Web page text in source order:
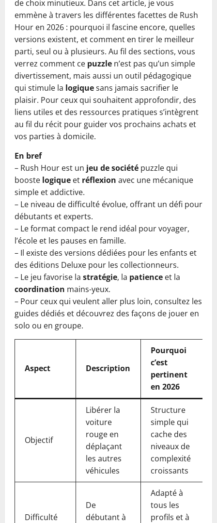
de choix minutieux. Dans cet article, je vous
emmène à travers les différentes facettes de Rush
Hour en 2026 : pourquoi il fascine encore, quelles
versions existent, et comment en tirer le meilleur
parti, seul ou à plusieurs. Au fil des sections, vous
verrez comment ce puzzle n’est pas qu’un simple
divertissement, mais aussi un outil pédagogique
qui stimule la logiquesans jamais sacrifier le
plaisir. Pour ceux qui souhaitent approfondir, des
liens utiles et des ressources pratiques s’intègrent
au fil du récit pour guider vos prochains achats et
vos parties à domicile.
En bref
– Rush Hour est un jeu de société puzzle qui
booste logique et réflexion avec une mécanique
simple et addictive.
– Le niveau de difficulté évolue, offrant un défi pour
débutants et experts.
– Le format compact le rend idéal pour voyager,
l’école et les pauses en famille.
– Il existe des versions dédiées pour les enfants et
des éditions Deluxe pour les collectionneurs.
– Le jeu favorise la stratégie, la patience et la
coordination mains-yeux.
– Pour ceux qui veulent aller plus loin, consultez les
guides dédiés et découvrez des façons de jouer en
solo ou en groupe.
Aspect Description
Pourquoi
c’est
pertinent
en 2026
Objectif
Libérer la
voiture
rouge en
déplaçant
les autres
véhicules
Structure
simple qui
cache des
niveaux de
complexité
croissants
Difficulté
De
débutant à
Adapté à
tous les
profils et à